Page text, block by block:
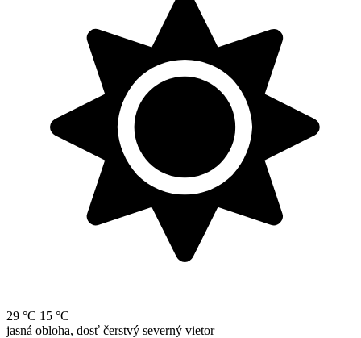
29 °C 15 °C
jasná obloha, dosť čerstvý severný vietor